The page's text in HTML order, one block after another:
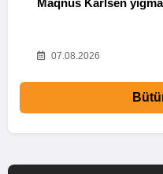
Maqnus Karlsen
07.08.2026